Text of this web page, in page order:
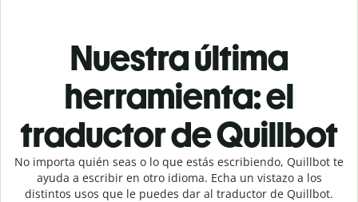
Nuestra última
herramienta: el
traductor de Quillbot
No importa quién seas o lo que estás escribiendo, Quillbot te
ayuda a escribir en otro idioma. Echa un vistazo a los
distintos usos que le puedes dar al traductor de Quillbot.